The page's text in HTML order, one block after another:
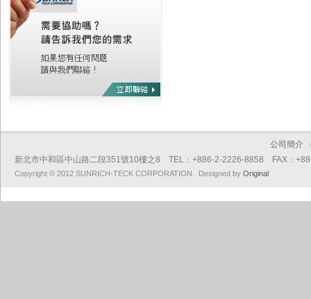
公司簡介 /
新北市中和區中山路二段351號10樓之8 TEL：+886-2-2226-8858 FAX：
Copyright © 2012 SUNRICH-TECK CORPORATION. Designed by Original